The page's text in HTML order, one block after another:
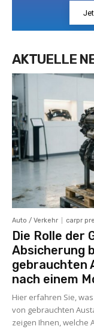
AKTUELLE
Auto / Verkehr carpr
Die Rolle der
Absicherung
gebrauchten
nach einem
Hier erfahren Sie,
von gebrauchten
zeigen Ihnen, welche